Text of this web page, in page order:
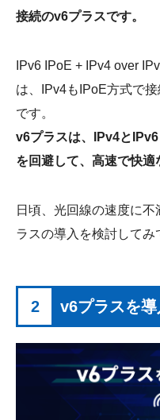
接続のv6プラスです。
IPv6 IPoE + IPv4 over
は、IPv4もIPoE方式で
です。
v6プラスは、IPv4と
を回避して、高速で快適
日頃、光回線の速度に
ラスの導入を検討してみ
2 v6プラスを